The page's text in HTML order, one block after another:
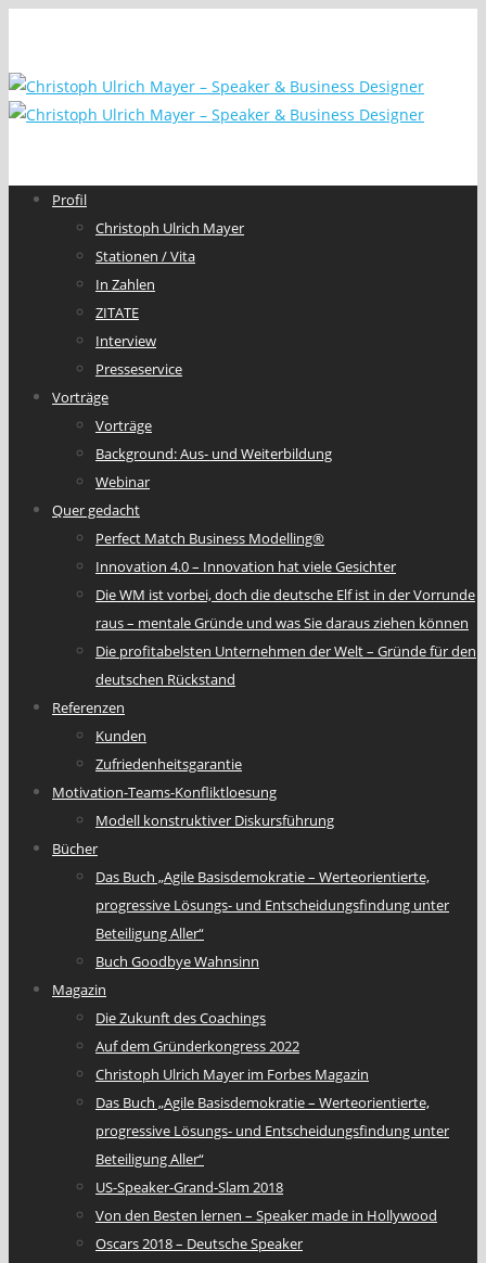
Profil
Christoph Ulrich Mayer
Stationen / Vita
In Zahlen
ZITATE
Interview
Presseservice
Vorträge
Vorträge
Background: Aus- und Weiterbildung
Webinar
Quer gedacht
Perfect Match Business Modelling®
Innovation 4.0 – Innovation hat viele Gesichter
Die WM ist vorbei, doch die deutsche Elf ist in der Vorrunde
raus – mentale Gründe und was Sie daraus ziehen können
Die profitabelsten Unternehmen der Welt – Gründe für den
deutschen Rückstand
Referenzen
Kunden
Zufriedenheitsgarantie
Motivation-Teams-Konfliktloesung
Modell konstruktiver Diskursführung
Bücher
Das Buch „Agile Basisdemokratie – Werteorientierte,
progressive Lösungs- und Entscheidungsfindung unter
Beteiligung Aller“
Buch Goodbye Wahnsinn
Magazin
Die Zukunft des Coachings
Auf dem Gründerkongress 2022
Christoph Ulrich Mayer im Forbes Magazin
Das Buch „Agile Basisdemokratie – Werteorientierte,
progressive Lösungs- und Entscheidungsfindung unter
Beteiligung Aller“
US-Speaker-Grand-Slam 2018
Von den Besten lernen – Speaker made in Hollywood
Oscars 2018 – Deutsche Speaker